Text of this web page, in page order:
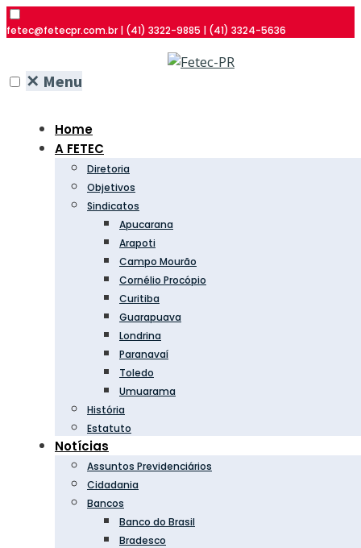
fetec@fetecpr.com.br | (41) 3322-9885 | (41) 3324-5636
✕ Menu
Home
A FETEC
Diretoria
Objetivos
Sindicatos
Apucarana
Arapoti
Campo Mourão
Cornélio Procópio
Curitiba
Guarapuava
Londrina
Paranavaí
Toledo
Umuarama
História
Estatuto
Notícias
Assuntos Previdenciários
Cidadania
Bancos
Banco do Brasil
Bradesco